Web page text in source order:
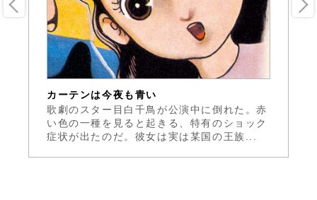
カーテンは今夜も青い
歌劇のスター目白千鳥が公演中に倒れた。赤
い色の一種を見ると起きる、特有のショック
症状が出たのだ。彼女は実は某国の王族...